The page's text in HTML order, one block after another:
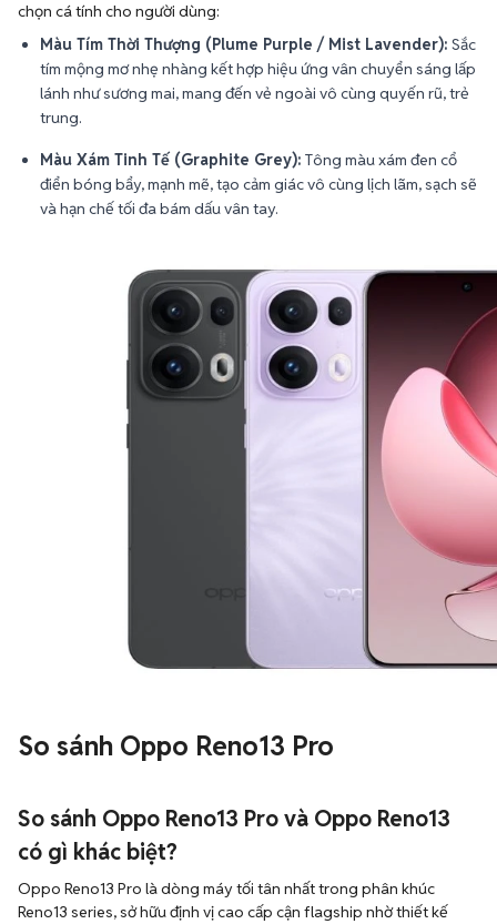
chọn cá tính cho người dùng:
Màu Tím Thời Thượng (Plume Purple / Mist Lavender): Sắc
tím mộng mơ nhẹ nhàng kết hợp hiệu ứng vân chuyển sáng lấp
lánh như sương mai, mang đến vẻ ngoài vô cùng quyến rũ, trẻ
trung.
Màu Xám Tinh Tế (Graphite Grey): Tông màu xám đen cổ
điển bóng bẩy, mạnh mẽ, tạo cảm giác vô cùng lịch lãm, sạch sẽ
và hạn chế tối đa bám dấu vân tay.
So sánh Oppo Reno13 Pro
So sánh Oppo Reno13 Pro và Oppo Reno13
có gì khác biệt?
Oppo Reno13 Pro là dòng máy tối tân nhất trong phân khúc
Reno13 series, sở hữu định vị cao cấp cận flagship nhờ thiết kế